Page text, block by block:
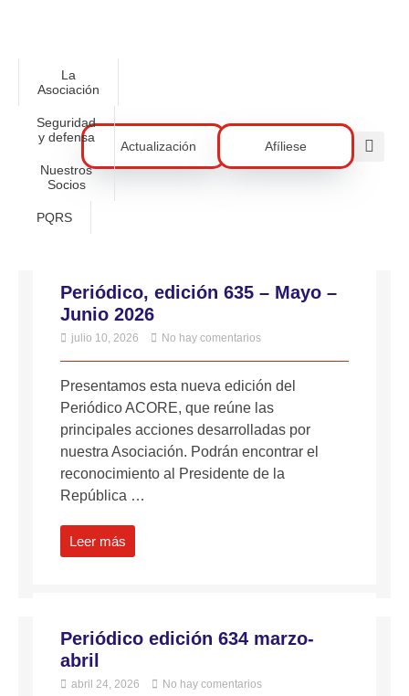
La
Asociación
Seguridad
y defensa
Nuestros
Socios
PQRS
Actualización Afíliese
Periódico, edición 635 – Mayo –
Junio 2026
julio 10, 2026 No hay comentarios
Presentamos esta nueva edición del
Periódico ACORE, que reúne las
principales acciones desarrolladas por
nuestra Asociación. Podrán encontrar el
reconocimiento al Presidente de la
República …
Leer más
Periódico edición 634 marzo-
abril
abril 24, 2026 No hay comentarios